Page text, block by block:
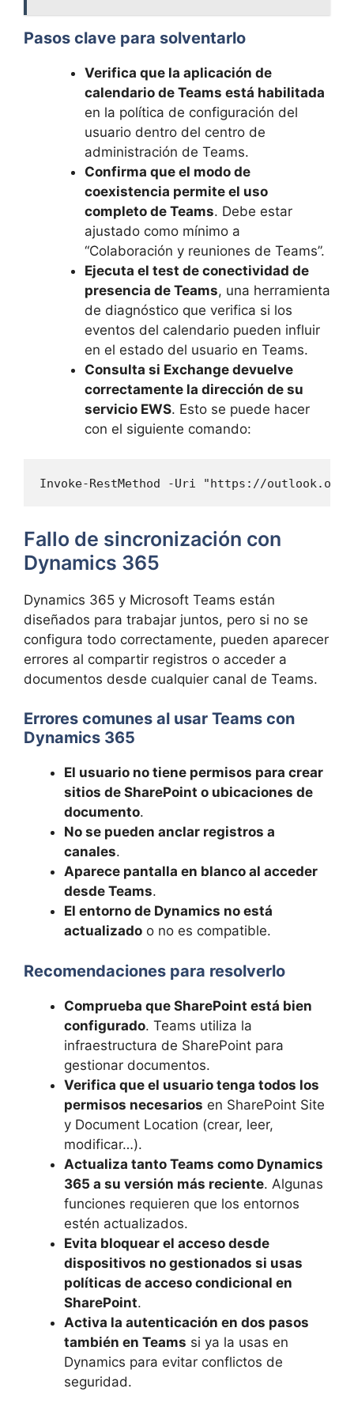
Pasos clave para solventarlo
Verifica que la aplicación de
calendario de Teams está habilitada
en la política de configuración del
usuario dentro del centro de
administración de Teams.
Confirma que el modo de
coexistencia permite el uso
completo de Teams. Debe estar
ajustado como mínimo a
“Colaboración y reuniones de Teams”.
Ejecuta el test de conectividad de
presencia de Teams, una herramienta
de diagnóstico que verifica si los
eventos del calendario pueden influir
en el estado del usuario en Teams.
Consulta si Exchange devuelve
correctamente la dirección de su
servicio EWS. Esto se puede hacer
con el siguiente comando:
Invoke-RestMethod -Uri "https://
Fallo de sincronización con
Dynamics 365
Dynamics 365 y Microsoft Teams están
diseñados para trabajar juntos, pero si no se
configura todo correctamente, pueden aparecer
errores al compartir registros o acceder a
documentos desde cualquier canal de Teams.
Errores comunes al usar Teams con
Dynamics 365
El usuario no tiene permisos para crear
sitios de SharePoint o ubicaciones de
documento.
No se pueden anclar registros a
canales.
Aparece pantalla en blanco al acceder
desde Teams.
El entorno de Dynamics no está
actualizado o no es compatible.
Recomendaciones para resolverlo
Comprueba que SharePoint está bien
configurado. Teams utiliza la
infraestructura de SharePoint para
gestionar documentos.
Verifica que el usuario tenga todos los
permisos necesarios en SharePoint Site
y Document Location (crear, leer,
modificar…).
Actualiza tanto Teams como Dynamics
365 a su versión más reciente. Algunas
funciones requieren que los entornos
estén actualizados.
Evita bloquear el acceso desde
dispositivos no gestionados si usas
políticas de acceso condicional en
SharePoint.
Activa la autenticación en dos pasos
también en Teams si ya la usas en
Dynamics para evitar conflictos de
seguridad.